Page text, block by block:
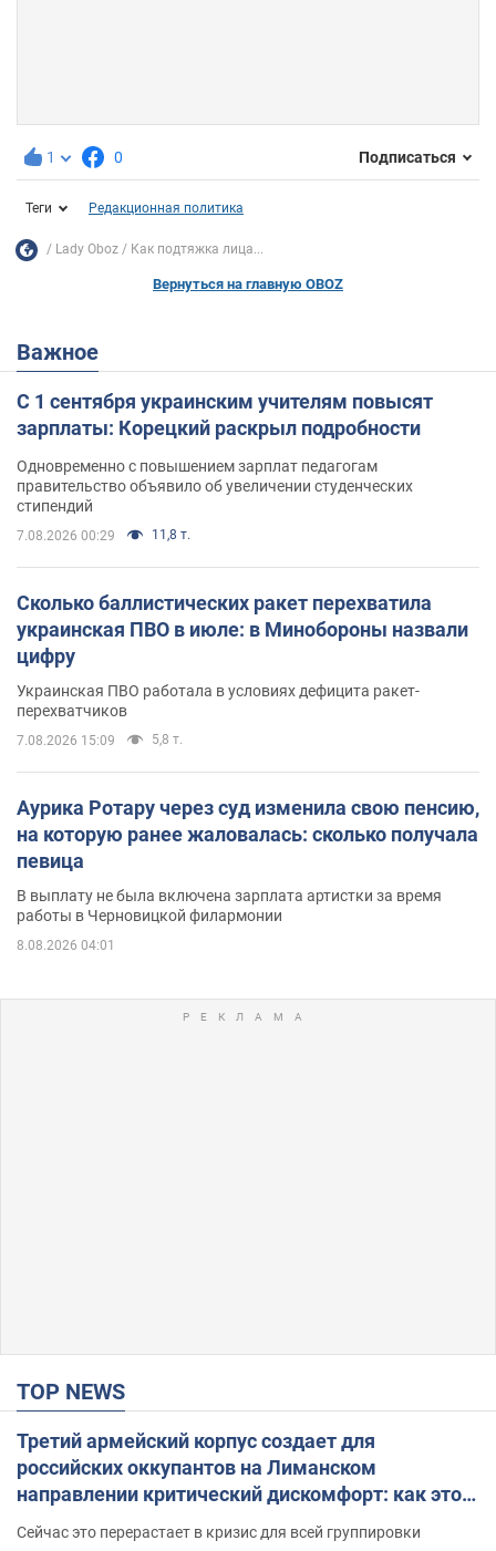
1 0 Подписаться
Теги Редакционная политика
Lady Oboz Как подтяжка лица...
Вернуться на главную OBOZ
Важное
С 1 сентября украинским учителям повысят
зарплаты: Корецкий раскрыл подробности
Одновременно с повышением зарплат педагогам
правительство объявило об увеличении студенческих
стипендий
7.08.2026 00:29 11,8 т.
Сколько баллистических ракет перехватила
украинская ПВО в июле: в Минобороны назвали
цифру
Украинская ПВО работала в условиях дефицита ракет-
перехватчиков
7.08.2026 15:09 5,8 т.
Аурика Ротару через суд изменила свою пенсию,
на которую ранее жаловалась: сколько получала
певица
В выплату не была включена зарплата артистки за время
работы в Черновицкой филармонии
8.08.2026 04:01
TOP NEWS
Третий армейский корпус создает для
российских оккупантов на Лиманском
направлении критический дискомфорт: как это
удалось
Сейчас это перерастает в кризис для всей группировки